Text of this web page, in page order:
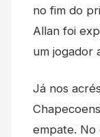
no fim do
Allan foi
um jogador
Já nos
empate. No